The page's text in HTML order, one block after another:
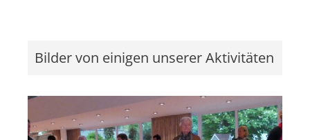
Bilder von einigen unserer Aktivitäten